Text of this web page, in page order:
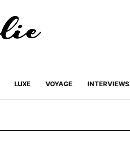
LUXE VOYAGE INTERVIEWS